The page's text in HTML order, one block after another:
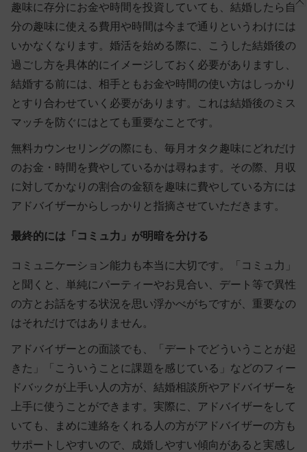
趣味に存分にお金や時間を投資していても、結婚したら自
分の趣味に使える費用や時間は今まで通りというわけには
いかなくなります。婚活を始める際に、こうした結婚後の
過ごし方を具体的にイメージしておく必要がありますし、
結婚する前には、相手ともお金や時間の使い方はしっかり
とすり合わせていく必要があります。これは結婚後のミス
マッチを防ぐにはとても重要なことです。
無料カウンセリングの際にも、毎月オタク趣味にどれだけ
のお金・時間を費やしているかは尋ねます。その際、月収
に対してかなりの割合の金額を趣味に費やしている方には
アドバイザーからしっかりと指摘させていただきます。
最終的には「コミュ力」が明暗を分ける
コミュニケーション能力も本当に大切 です。「コミュ力」
と聞くと、単純にパーティーやお見合い、デート等で異性
の方とお話をする状況を思い浮かべがちですが、重要なの
はそれだけではありません。
アドバイザーとの面談でも、「デートでどういうことが起
きた」「こういうことに課題を感じている」などのフィー
ドバックが上手い人の方が、結婚相談所やアドバイザーを
上手に使うことができます。実際に、アドバイザーをして
いても、
まめに連絡をくれる人の方がアドバイザーの方も
サポートしやすいので、成婚しやすい傾向がある と実感し